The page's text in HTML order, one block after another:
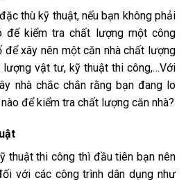
thù kỹ thuật, nếu bạn không phải
để kiểm tra chất lượng một công
để xây nên một căn nhà chất lượng
vật tư, kỹ thuật thi công,…Với
nhà chắc chắn rằng bạn đang lo
để kiểm tra chất lượng căn nhà?
thuật thi công thì đầu tiên bạn nên
với các công trình dân dụng như